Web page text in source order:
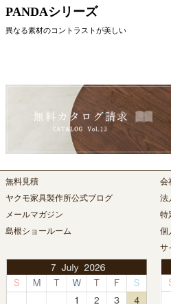
PANDAシリーズ
異なる素材のコントラストが美しい
無料見積
ヤクモ家具製作所公式ブログ
メールマガジン
島根ショールーム
会
法
特
個
サ